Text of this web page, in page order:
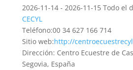
2026-11-14 - 2026-11-15 Todo el
CECYL
Teléfono:00 34 627 166 714
Sitio web:http://
Dirección: Centro Ecuestre de
Segovia, España